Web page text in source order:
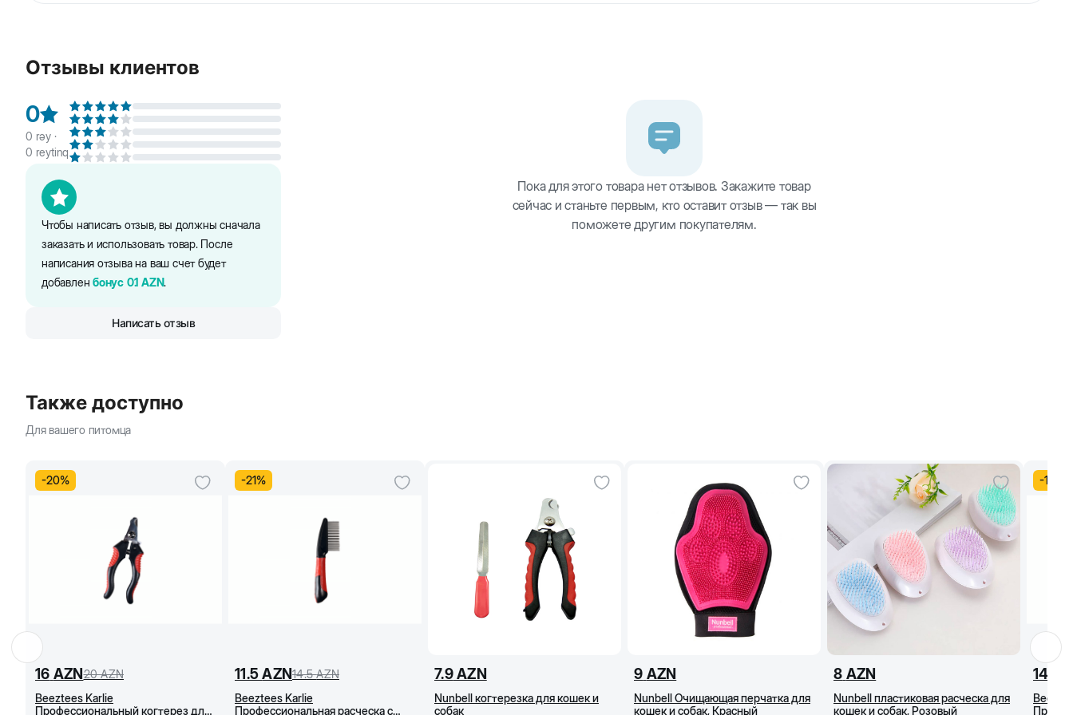
- безопасные для здоровья питомца материалы
- мягкий плюш дает чувство уюта и безопасности, поэтому игрушка отлично подойдет и для совместного сна
- все детали крепко пришиты, что предотвращает риск проглатывания фрагментов игрушки
- помогает поддерживать активность собаки
Отзывы клиентов
0
0 rəy ·
0 reytinq
Чтобы написать отзыв, вы должны сначала
заказать и использовать товар. После
написания отзыва на ваш счет будет
добавленбонус 0.1 AZN.
Написать отзыв
Пока для этого товара нет отзывов. Закажите товар
сейчас и станьте первым, кто оставит отзыв — так вы
поможете другим покупателям.
Также доступно
Для вашего питомца
-20%
16 AZN20 AZN
Beeztees Karlie
Профессиональный когтерез для
-21%
11.5 AZN14.5 AZN
Beeztees Karlie
Профессиональная расческа с
7.9 AZN
Nunbell когтерезка для кошек и
собак
9 AZN
Nunbell Очищающая перчатка для
кошек и собак, Красный
8 AZN
Nunbell пластиковая расческа для
кошек и собак, Розовый
-15
14